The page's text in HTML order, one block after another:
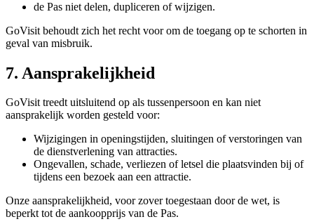
de Pas niet delen, dupliceren of wijzigen.
GoVisit behoudt zich het recht voor om de toegang op te schorten in
geval van misbruik.
7. Aansprakelijkheid
GoVisit treedt uitsluitend op als tussenpersoon en kan niet
aansprakelijk worden gesteld voor:
Wijzigingen in openingstijden, sluitingen of verstoringen van
de dienstverlening van attracties.
Ongevallen, schade, verliezen of letsel die plaatsvinden bij of
tijdens een bezoek aan een attractie.
Onze aansprakelijkheid, voor zover toegestaan door de wet, is
beperkt tot de aankoopprijs van de Pas.